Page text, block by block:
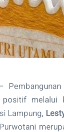
positif melalui
Lampung,